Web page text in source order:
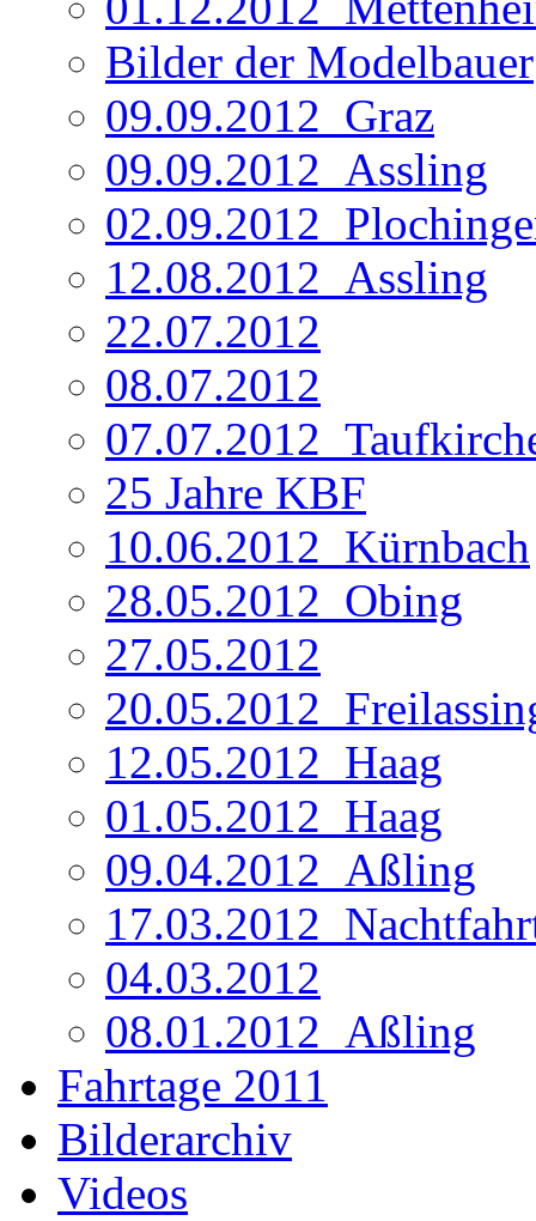
Bilder der Modelbauer
09.09.2012_Graz
09.09.2012_Assling
12.08.2012_Assling
22.07.2012
08.07.2012
25 Jahre KBF
10.06.2012_Kürnbach
28.05.2012_Obing
27.05.2012
12.05.2012_Haag
01.05.2012_Haag
09.04.2012_Aßling
04.03.2012
08.01.2012_Aßling
Fahrtage 2011
Bilderarchiv
Videos